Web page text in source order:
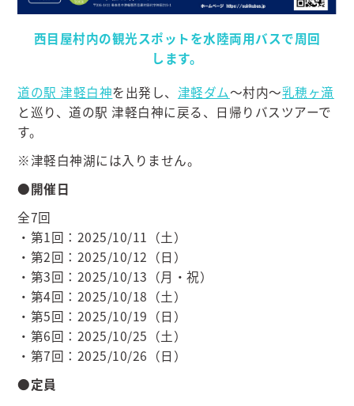
西目屋村内の観光スポットを水陸両用バスで周回
します。
道の駅 津軽白神を出発し、 津軽ダム～村内～乳穂ヶ滝
と巡り、道の駅 津軽白神に戻る、日帰りバスツアーで
す。
※津軽白神湖には入りません。
●開催日
全7回
・第1回：2025/10/11（土）
・第2回：2025/10/12（日）
・第3回：2025/10/13（月・祝）
・第4回：2025/10/18（土）
・第5回：2025/10/19（日）
・第6回：2025/10/25（土）
・第7回：2025/10/26（日）
●定員